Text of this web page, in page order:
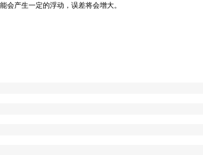
会产生一定的浮动，误差将会增大。